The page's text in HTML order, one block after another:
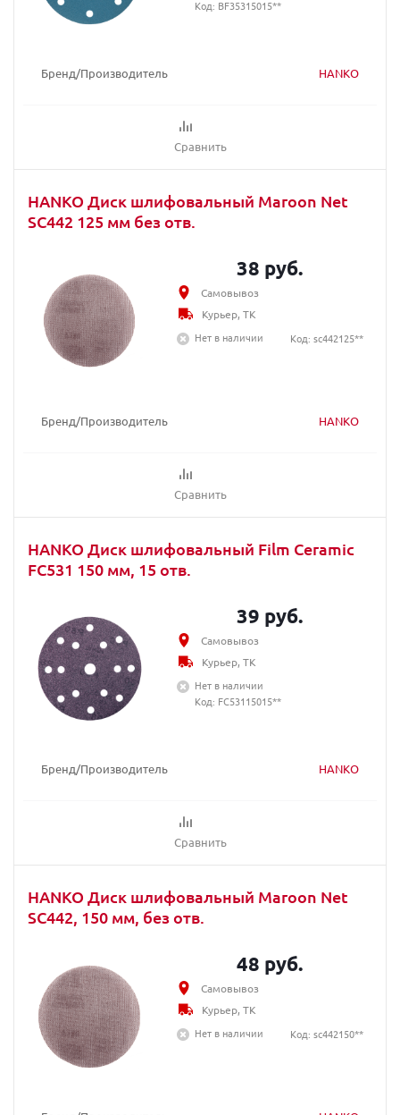
Бренд/Производитель HANKO
Сравнить
Код: BF35315015**
HANKO Диск шлифовальный Maroon Net
SC442 125 мм без отв.
Бренд/Производитель HANKO
Сравнить
38 руб.
Самовывоз
Курьер, ТК
Нет в наличии
Код: sc442125**
HANKO Диск шлифовальный Film Ceramic
FC531 150 мм, 15 отв.
Бренд/Производитель HANKO
Сравнить
39 руб.
Самовывоз
Курьер, ТК
Нет в наличии
Код: FC53115015**
HANKO Диск шлифовальный Maroon Net
SC442, 150 мм, без отв.
48 руб.
Самовывоз
Курьер, ТК
Нет в наличии
Код: sc442150**